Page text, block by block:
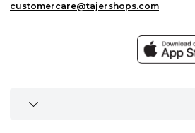
customercare@tajershops.com